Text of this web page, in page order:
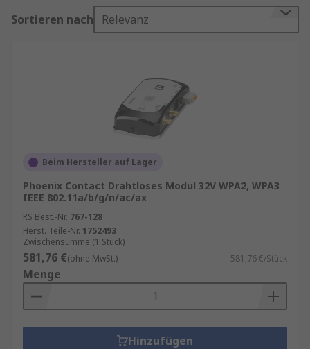
Anwendungsanforderungen.Ratgeber WLAN
werden. Die Verbindung erfolgt über einen
Typische Anwendungsbeispiele von WLAN-
Modulen
Drahtlose Module werden in einer Vielzahl von
industriellen, wissenschaftlichen, Verbraucher-
und kommerziellen Anwendungen eingesetzt.
Mit WLAN-Modulen können
Versorgungsunternehmen und Dienstleister
sowie ihre Kunden, direkt mit
Warmwasserbereitern, Klimaanlagen,
Thermostaten und anderen elektrischen
Haushaltsprodukten kommunizieren.
Sortieren nach Relevanz
Beim Hersteller auf Lager
Phoenix Contact Drahtloses Modul 32V WPA2, WPA3
IEEE 802.11a/b/g/n/ac/ax
RS Best.-Nr. 767-128
Herst. Teile-Nr. 1752493
Zwischensumme (1 Stück)
581,76 €(ohne MwSt.) 581,76 €/Stück
Menge
Hinzufügen